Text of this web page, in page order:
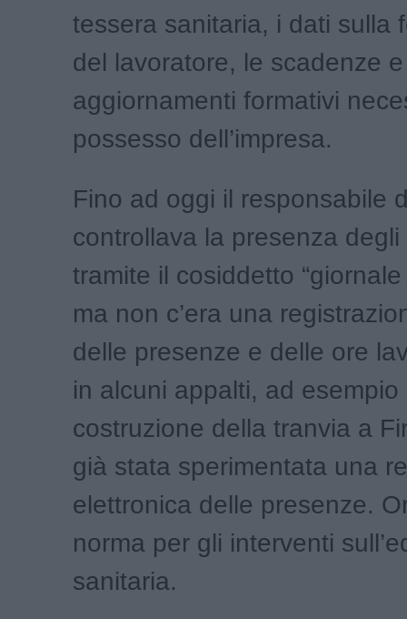
tessera sanitaria, i dati sulla
del lavoratore, le scadenze
aggiornamenti formativi
possesso dell’impresa.
Fino ad oggi il responsabile
controllava la presenza
tramite il cosiddetto
ma non c’era una
delle presenze e delle ore
in alcuni appalti, ad esempio
costruzione della tranvia a
già stata sperimentata una
elettronica delle presenze.
norma per gli interventi
sanitaria.